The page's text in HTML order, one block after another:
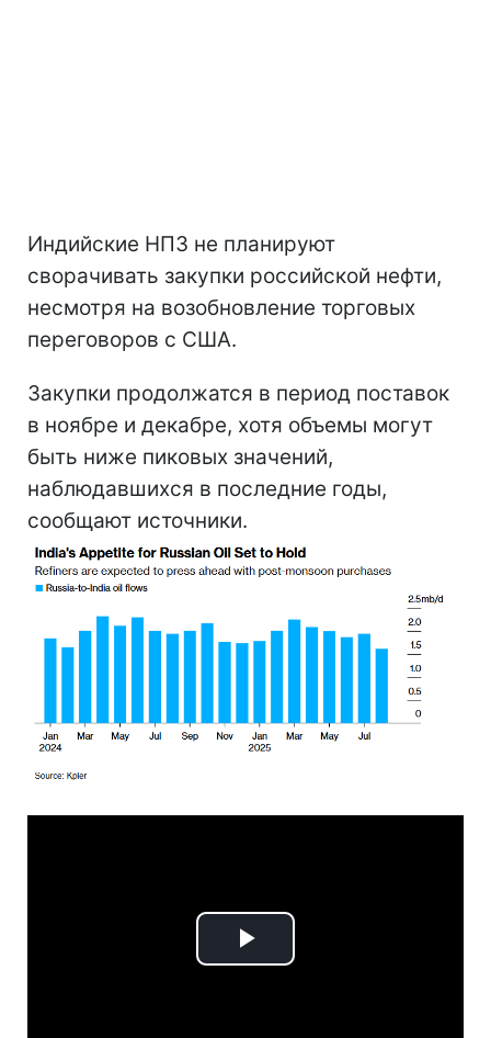
Индийские НПЗ не планируют
сворачивать закупки российской нефти,
несмотря на возобновление торговых
переговоров с США.
Закупки продолжатся в период поставок
в ноябре и декабре, хотя объемы могут
быть ниже пиковых значений,
наблюдавшихся в последние годы,
сообщают источники.
Play